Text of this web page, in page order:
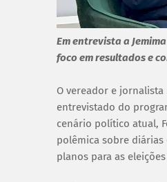
Em entrevista a
foco em resultados e
O vereador e jornalista
entrevistado do
cenário político atual,
polêmica sobre
planos para as eleições